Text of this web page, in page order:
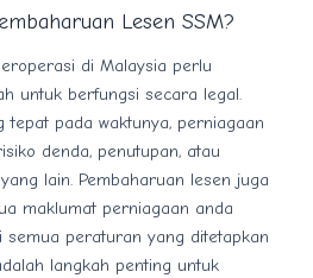
Lesen SSM?
di Malaysia perlu
untuk berfungsi secara legal.
tepat pada waktunya, perniagaan
denda, penutupan, atau
lain. Pembaharuan lesen juga
maklumat perniagaan anda
semua peraturan yang ditetapkan
langkah penting untuk